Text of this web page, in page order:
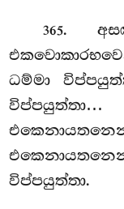
365.
ධම්මා
විප්පයුත්තා.